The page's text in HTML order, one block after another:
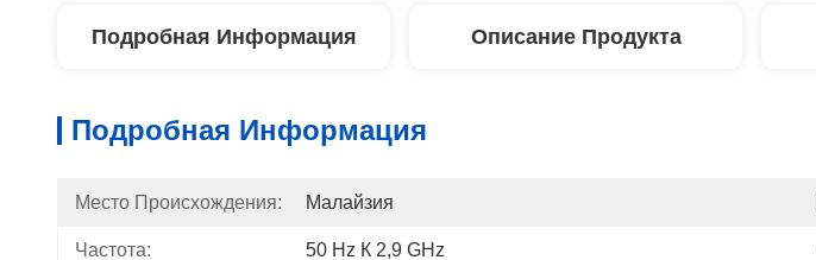
Подробная Информация Описание Продукта
Подробная Информация
Место Происхождения: Малайзия
Частота: 50 Hz К 2,9 GHz